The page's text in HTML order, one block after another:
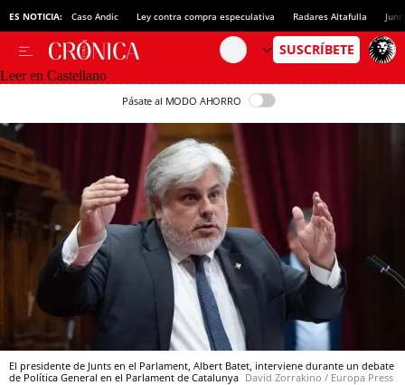
ES NOTICIA: Caso Andic Ley contra compra especulativa Radares Altafulla
Leer en Castellano
Pásate al MODO AHORRO
El presidente de Junts en el Parlament, Albert Batet, interviene durante un debate
de Política General en el Parlament de Catalunya David Zorrakino / Europa Press